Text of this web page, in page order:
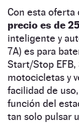
Con esta oferta
precio es de
inteligente y
7A) es para
Start/Stop
motocicletas y
facilidad de
función del
tan solo pulsar